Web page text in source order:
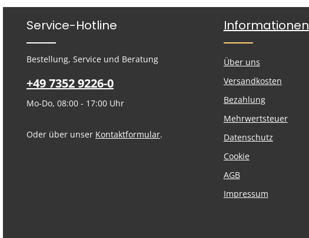
Service-Hotline
Bestellung, Service und Beratung
+49 7352 9226-0
Mo-Do, 08:00 - 17:00 Uhr
Oder über unser Kontaktformular.
Informationen
Über uns
Versandkosten
Bezahlung
Mehrwertsteuer
Datenschutz
Cookie
AGB
Impressum